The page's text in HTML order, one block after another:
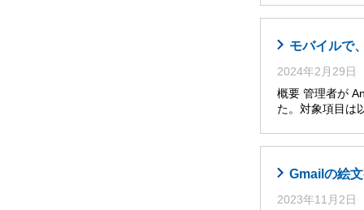
モバイルで
2024年2月29日
概要 管理者が
た。対象項目は
Gmailの絵
2023年11月2日